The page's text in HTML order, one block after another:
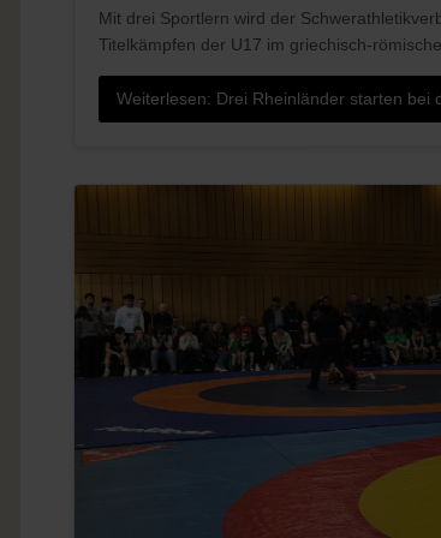
Mit drei Sportlern wird der
Titelkämpfen der U17 im griechisch-
Weiterlesen: Drei Rheinländer starten bei